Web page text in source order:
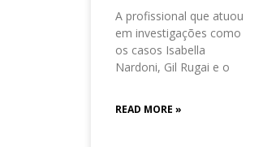
A profissional que atuou
em investigações como
os casos Isabella
Nardoni, Gil Rugai e o
READ MORE »